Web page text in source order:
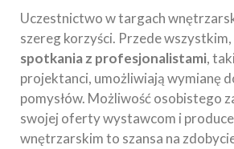
Uczestnictwo w targach
szereg korzyści. Przede wszystkim,
spotkania z profesjonalistami,
projektanci, umożliwiają wymianę
pomysłów. Możliwość osobistego
swojej oferty wystawcom i
wnętrzarskim to szansa na